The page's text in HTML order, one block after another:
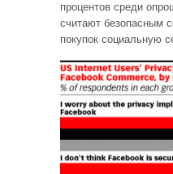
процентов среди
считают безопасным
покупок социальную